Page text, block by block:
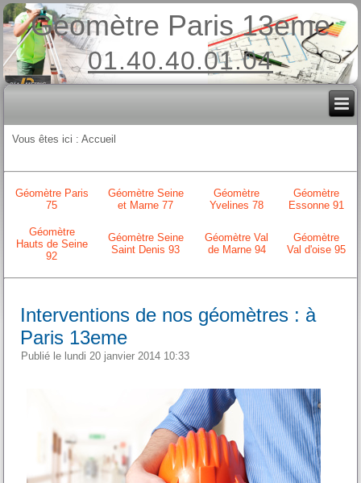
Géomètre Paris 13eme
01.40.40.01.04
Vous êtes ici :Accueil
Géomètre Paris
75
Géomètre Seine
et Marne 77
Géomètre
Yvelines 78
Géomètre
Essonne 91
Géomètre
Hauts de Seine
92
Géomètre Seine
Saint Denis 93
Géomètre Val
de Marne 94
Géomètre
Val d'oise 95
Interventions de nos géomètres : à
Paris 13eme
Publié le lundi 20 janvier 2014 10:33